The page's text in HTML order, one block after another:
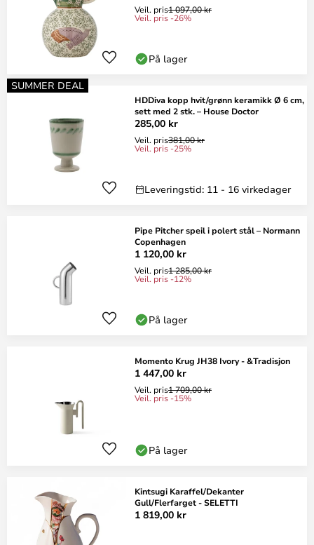
Veil. pris1 097,00 kr
Veil. pris -26%
På lager
SUMMER DEAL
HDDiva kopp hvit/grønn keramikk Ø 6 cm,
sett med 2 stk. – House Doctor
285,00 kr
Veil. pris381,00 kr
Veil. pris -25%
Leveringstid: 11 - 16 virkedager
Pipe Pitcher speil i polert stål – Normann
Copenhagen
1 120,00 kr
Veil. pris1 285,00 kr
Veil. pris -12%
På lager
Momento Krug JH38 Ivory - &Tradisjon
1 447,00 kr
Veil. pris1 709,00 kr
Veil. pris -15%
På lager
Kintsugi Karaffel/Dekanter
Gull/Flerfarget - SELETTI
1 819,00 kr